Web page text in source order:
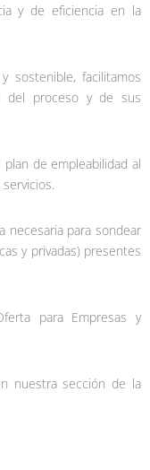
y de eficiencia en la
sostenible, facilitamos
del proceso y de sus
de empleabilidad al
necesaria para sondear
y privadas) presentes
para Empresas y
nuestra sección de la